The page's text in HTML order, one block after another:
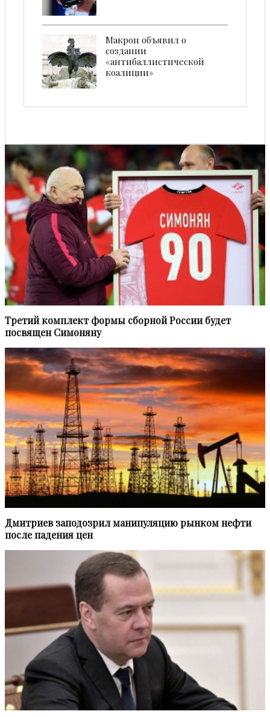
Макрон объявил о
создании
«антибаллистической
коалиции»
Третий комплект формы сборной России будет
посвящен Симоняну
Дмитриев заподозрил манипуляцию рынком нефти
после падения цен